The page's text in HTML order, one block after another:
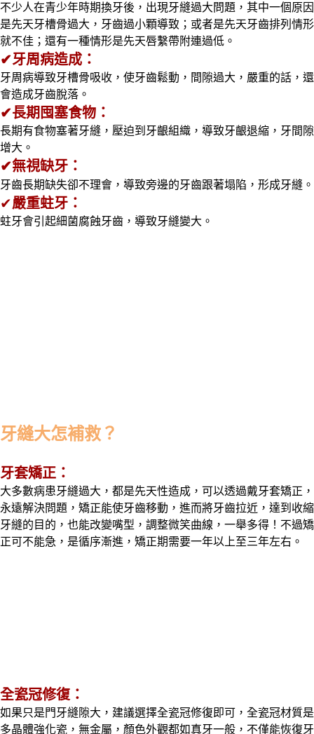
不少人在青少年時期換牙後，出現牙縫過大問題，其中一個原因
是先天牙槽骨過大，牙齒過小顆導致；或者是先天牙齒排列情形
就不佳；還有一種情形是先天唇繫帶附連過低。
✔牙周病造成：
牙周病導致牙槽骨吸收，使牙齒鬆動，間隙過大，嚴重的話，還
會造成牙齒脫落。
✔長期囤塞食物：
長期有食物塞著牙縫，壓迫到牙齦組織，導致牙齦退縮，牙間隙
增大。
✔無視缺牙：
牙齒長期缺失卻不理會，導致旁邊的牙齒跟著塌陷，形成牙縫。
✔嚴重蛀牙：
蛀牙會引起細菌腐蝕牙齒，導致牙縫變大。
牙縫大怎補救？
牙套矯正 ：
大多數病患牙縫過大，都是先天性造成，可以透過戴牙套矯正，
永遠解決問題，矯正能使牙齒移動，進而將牙齒拉近，達到收縮
牙縫的目的，也能改變嘴型，調整微笑曲線，一舉多得！不過矯
正可不能急，是循序漸進，矯正期需要一年以上至三年左右。
全瓷冠修復：
如果只是門牙縫隙大，建議選擇全瓷冠修復即可，全瓷冠材質是
多晶體強化瓷，無金屬，顏色外觀都如真牙一般，不僅能恢復牙